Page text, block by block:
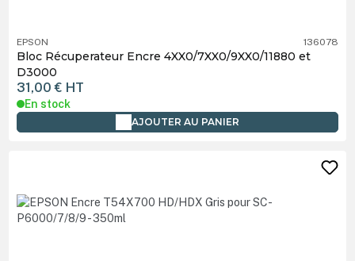
EPSON 136078
Bloc Récuperateur Encre 4XX0/7XX0/9XX0/11880 et
D3000
31,00 € HT
En stock
AJOUTER AU PANIER